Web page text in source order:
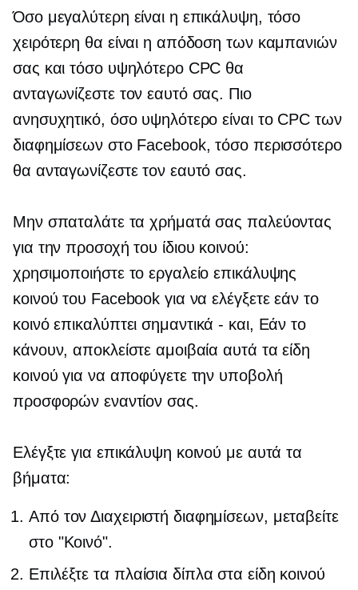
Όσο μεγαλύτερη είναι η επικάλυψη, τόσο
χειρότερη θα είναι η απόδοση των καμπανιών
σας και τόσο υψηλότερο CPC θα
ανταγωνίζεστε τον εαυτό σας. Πιο
ανησυχητικό, όσο υψηλότερο είναι το CPC των
διαφημίσεων στο Facebook, τόσο περισσότερο
θα ανταγωνίζεστε τον εαυτό σας.
Μην σπαταλάτε τα χρήματά σας παλεύοντας
για την προσοχή του ίδιου κοινού:
χρησιμοποιήστε το εργαλείο επικάλυψης
κοινού του Facebook για να ελέγξετε εάν το
κοινό επικαλύπτεισημαντικά - και, Εάν το
κάνουν, αποκλείστε αμοιβαία αυτά τα είδη
κοινού για να αποφύγετε την υποβολή
προσφορών εναντίον σας.
Ελέγξτε για επικάλυψη κοινού με αυτά τα
βήματα:
Από τον Διαχειριστή διαφημίσεων, μεταβείτε
στο "Κοινό".
Επιλέξτε τα πλαίσια δίπλα στα είδη κοινού